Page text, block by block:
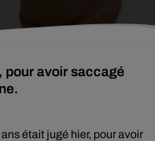
pour avoir saccagé
était jugé hier, pour avoir